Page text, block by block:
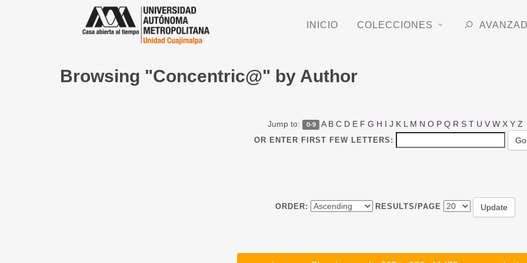
INICIO COLECCIONES
Browsing "Concentric@" by Author
Jump to: 0-9 A B C D E F G H I J K L M N O P Q R S T U V W X Y Z
OR ENTER FIRST FEW LETTERS:
ORDER: RESULTS/PAGE